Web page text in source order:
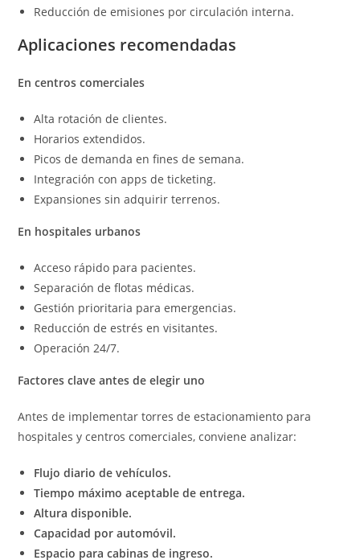
Reducción de emisiones por circulación interna.
Aplicaciones recomendadas
En centros comerciales
Alta rotación de clientes.
Horarios extendidos.
Picos de demanda en fines de semana.
Integración con apps de ticketing.
Expansiones sin adquirir terrenos.
En hospitales urbanos
Acceso rápido para pacientes.
Separación de flotas médicas.
Gestión prioritaria para emergencias.
Reducción de estrés en visitantes.
Operación 24/7.
Factores clave antes de elegir uno
Antes de implementar torres de estacionamiento para
hospitales y centros comerciales, conviene analizar:
Flujo diario de vehículos.
Tiempo máximo aceptable de entrega.
Altura disponible.
Capacidad por automóvil.
Espacio para cabinas de ingreso.